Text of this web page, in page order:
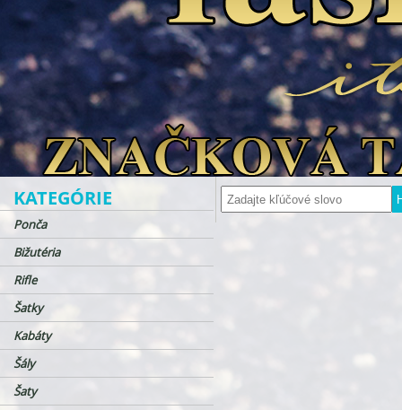
KATEGÓRIE
Ponča
Bižutéria
Rifle
Šatky
Kabáty
Šály
Šaty